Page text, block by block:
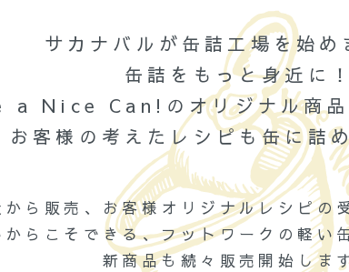
サカナバルが缶詰工場を始め
缶詰をもっと身近に！
a Nice Can!のオリジナル商品
お客様の考えたレシピも缶に詰
から販売、お客様オリジナルレシピの
からこそできる、フットワークの軽い
新商品も続々販売開始しま